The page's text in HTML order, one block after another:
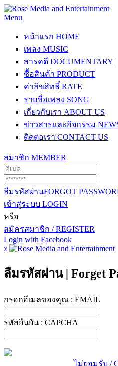
Menu
หน้าแรก HOME
เพลง MUSIC
สารคดี DOCUMENTARY
ซื้อสินค้า PRODUCT
ค่าลิขสิทธิ์ RATE
รายชื่อเพลง SONG
เกี่ยวกับเรา ABOUT US
ข่าวสารและกิจกรรม
ติดต่อเรา CONTACT US
สมาชิก MEMBER
ลืมรหัสผ่านFORGOT
เข้าสู่ระบบ LOGIN
หรือ
สมัครสมาชิก / REGISTER
Login with Facebook
x
ลืมรหัสผ่าน | Forget
กรอกอีเมลของคุณ : EMAIL
รหัสยืนยัน : CAPCHA
ไม่ยอมรับ /